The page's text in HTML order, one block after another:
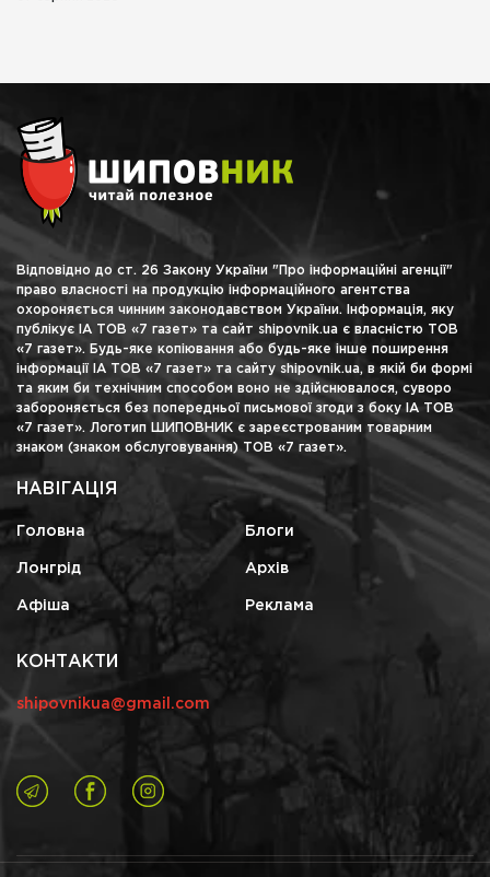
Відповідно до ст. 26 Закону України "Про інформаційні агенції"
право власності на продукцію інформаційного агентства
охороняється чинним законодавством України. Інформація, яку
публікує ІА ТОВ «7 газет» та сайт shipovnik.ua є власністю ТОВ
«7 газет». Будь-яке копіювання або будь-яке інше поширення
інформації ІА ТОВ «7 газет» та сайту shipovnik.ua, в якій би формі
та яким би технічним способом воно не здійснювалося, суворо
забороняється без попередньої письмової згоди з боку ІА ТОВ
«7 газет». Логотип ШИПОВНИК є зареєстрованим товарним
знаком (знаком обслуговування) ТОВ «7 газет».
НАВІГАЦІЯ
Головна Блоги
Лонгрід Архів
Афіша Реклама
КОНТАКТИ
shipovnikua@gmail.com